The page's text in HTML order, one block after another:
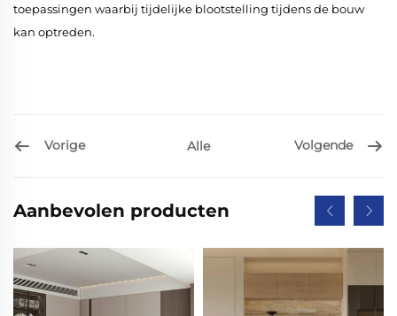
toepassingen waarbij tijdelijke blootstelling tijdens de bouw
kan optreden.
Vorige Alle Volgende
Aanbevolen producten